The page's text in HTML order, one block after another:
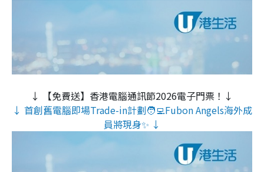
↓ 【免費送】香港電腦通訊節2026電子門票！↓
↓ 首創舊電腦即場Trade-in計劃🧑‍💻Fubon Angels海外成
員將現身✨ ↓